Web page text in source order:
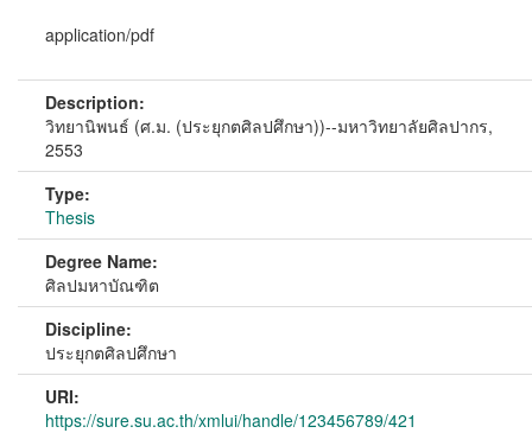
application/pdf
Description:
วิทยานิพนธ์ (ศ.ม. (ประยุกตศิลปศึกษา))--มหาวิทยาลัยศิลปากร,
2553
Type:
Thesis
Degree Name:
ศิลปมหาบัณฑิต
Discipline:
ประยุกตศิลปศึกษา
URI:
https://sure.su.ac.th/xmlui/handle/123456789/421